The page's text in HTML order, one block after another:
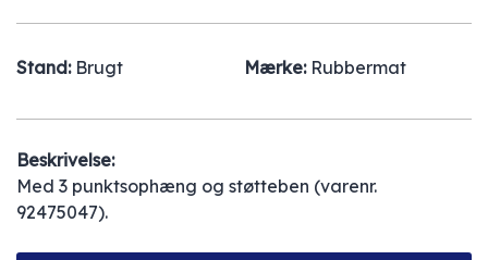
Stand: Brugt Mærke: Rubbermat
Beskrivelse:
Med 3 punktsophæng og støtteben (varenr.
92475047).